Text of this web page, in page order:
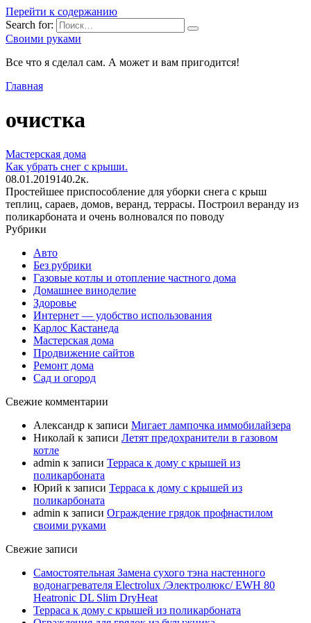
Перейти к содержанию
Search for:
Своими руками
Все что я сделал сам. А может и вам пригодится!
Главная
очистка
Мастерская дома
Как убрать снег с крыши.
08.01.2019140.2к.
Простейшее приспособление для уборки снега с крыш
теплиц, сараев, домов, веранд, террасы. Построил веранду из
поликарбоната и очень волновался по поводу
Рубрики
Авто
Без рубрики
Газовые котлы и отопление частного дома
Домашнее виноделие
Здоровье
Интернет — удобство использования
Карлос Кастанеда
Мастерская дома
Продвижение сайтов
Ремонт дома
Сад и огород
Свежие комментарии
Александр к записи Мигает лампочка иммобилайзера
Николай к записи Летят предохранители в газовом
котле
admin к записи Терраса к дому с крышей из
поликарбоната
Юрий к записи Терраса к дому с крышей из
поликарбоната
admin к записи Ограждение грядок профнастилом
своими руками
Свежие записи
Самостоятельная Замена сухого тэна настенного
водонагревателя Electrolux /Электролюкс/ EWH 80
Heatronic DL Slim DryHeat
Терраса к дому с крышей из поликарбоната